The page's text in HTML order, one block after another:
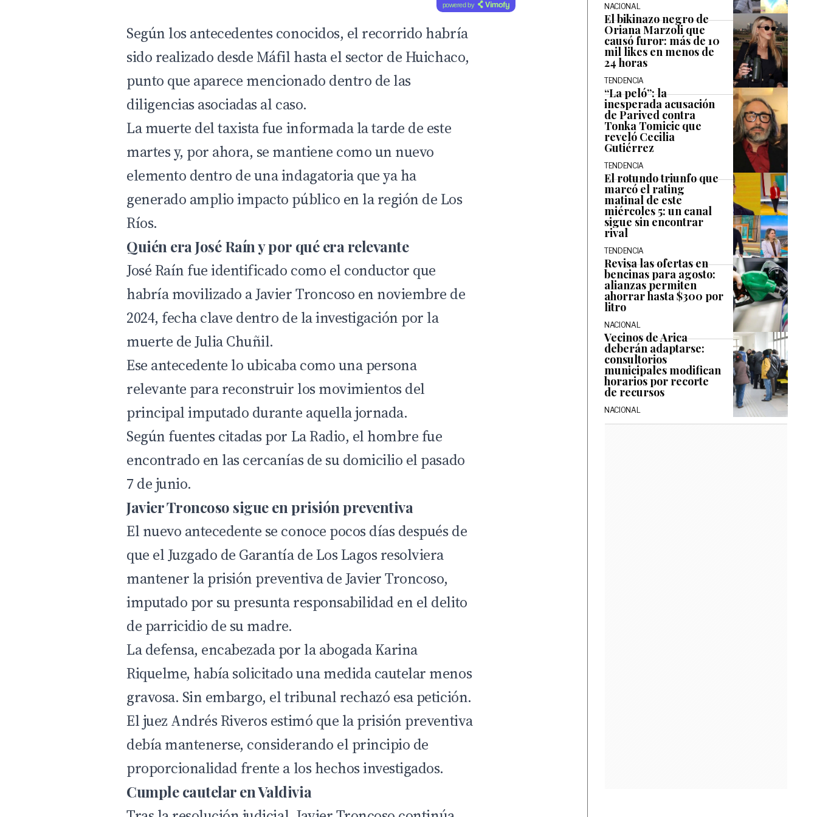
powered by
Según los antecedentes conocidos, el recorrido habría
sido realizado desde Máfil hasta el sector de Huichaco,
punto que aparece mencionado dentro de las
diligencias asociadas al caso.
La muerte del taxista fue informada la tarde de este
martes y, por ahora, se mantiene como un nuevo
elemento dentro de una indagatoria que ya ha
generado amplio impacto público en la región de Los
Ríos.
Quién era José Raín y por qué era relevante
José Raín fue identificado como el conductor que
habría movilizado a Javier Troncoso en noviembre de
2024, fecha clave dentro de la investigación por la
muerte de Julia Chuñil.
Ese antecedente lo ubicaba como una persona
relevante para reconstruir los movimientos del
principal imputado durante aquella jornada.
Según fuentes citadas por La Radio, el hombre fue
encontrado en las cercanías de su domicilio el pasado
7 de junio.
Javier Troncoso sigue en prisión preventiva
El nuevo antecedente se conoce pocos días después de
que el Juzgado de Garantía de Los Lagos resolviera
mantener la prisión preventiva de Javier Troncoso,
imputado por su presunta responsabilidad en el delito
de parricidio de su madre.
La defensa, encabezada por la abogada Karina
Riquelme, había solicitado una medida cautelar menos
gravosa. Sin embargo, el tribunal rechazó esa petición.
El juez Andrés Riveros estimó que la prisión preventiva
debía mantenerse, considerando el principio de
proporcionalidad frente a los hechos investigados.
Cumple cautelar en Valdivia
NACIONAL
El bikinazo negro de
Oriana Marzoli que
causó furor: más de 10
mil likes en menos de
24 horas
TENDENCIA
“La peló”: la
inesperada acusación
de Parived contra
Tonka Tomicic que
reveló Cecilia
Gutiérrez
TENDENCIA
El rotundo triunfo que
marcó el rating
matinal de este
miércoles 5: un canal
sigue sin encontrar
rival
TENDENCIA
Revisa las ofertas en
bencinas para agosto:
alianzas permiten
ahorrar hasta $300 por
litro
NACIONAL
Vecinos de Arica
deberán adaptarse:
consultorios
municipales modifican
horarios por recorte
de recursos
NACIONAL